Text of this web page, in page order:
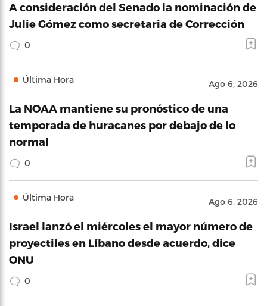
A consideración del Senado la nominación de
Julie Gómez como secretaria de Corrección
0
Última Hora Ago 6, 2026
La NOAA mantiene su pronóstico de una
temporada de huracanes por debajo de lo
normal
0
Última Hora Ago 6, 2026
Israel lanzó el miércoles el mayor número de
proyectiles en Líbano desde acuerdo, dice
ONU
0